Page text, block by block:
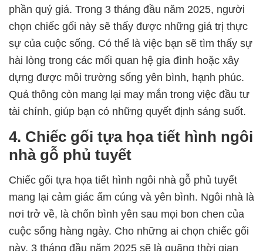
phần quý giá. Trong 3 tháng đầu năm 2025, người
chọn chiếc gối này sẽ thấy được những giá trị thực
sự của cuộc sống. Có thể là việc bạn sẽ tìm thấy sự
hài lòng trong các mối quan hệ gia đình hoặc xây
dựng được môi trường sống yên bình, hạnh phúc.
Quả thông còn mang lại may mắn trong việc đầu tư
tài chính, giúp bạn có những quyết định sáng suốt.
4. Chiếc gối tựa họa tiết hình ngôi
nhà gỗ phủ tuyết
Chiếc gối tựa họa tiết hình ngôi nhà gỗ phủ tuyết
mang lại cảm giác ấm cúng và yên bình. Ngôi nhà là
nơi trở về, là chốn bình yên sau mọi bon chen của
cuộc sống hàng ngày. Cho những ai chọn chiếc gối
này, 3 tháng đầu năm 2025 sẽ là quãng thời gian